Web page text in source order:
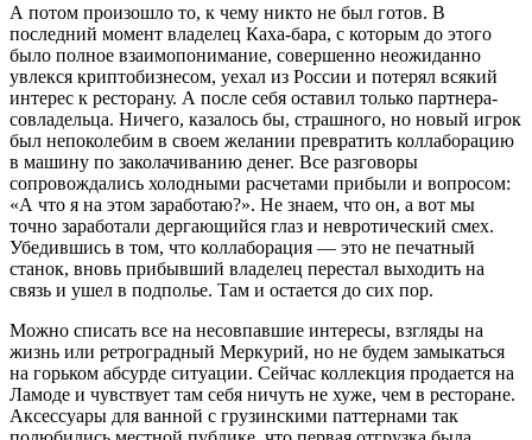
А потом произошло то, к чему никто не был готов. В
последний момент владелец Каха-бара, с которым до этого
было полное взаимопонимание, совершенно неожиданно
увлекся криптобизнесом, уехал из России и потерял всякий
интерес к ресторану. А после себя оставил только партнера-
совладельца. Ничего, казалось бы, страшного, но новый игрок
был непоколебим в своем желании превратить коллаборацию
в машину по заколачиванию денег. Все разговоры
сопровождались холодными расчетами прибыли и вопросом:
«А что я на этом заработаю?». Не знаем, что он, а вот мы
точно заработали дергающийся глаз и невротический смех.
Убедившись в том, что коллаборация — это не печатный
станок, вновь прибывший владелец перестал выходить на
связь и ушел в подполье. Там и остается до сих пор.
Можно списать все на несовпавшие интересы, взгляды на
жизнь или ретроградный Меркурий, но не будем замыкаться
на горьком абсурде ситуации. Сейчас коллекция продается на
Ламоде и чувствует там себя ничуть не хуже, чем в ресторане.
Аксессуары для ванной с грузинскими паттернами так